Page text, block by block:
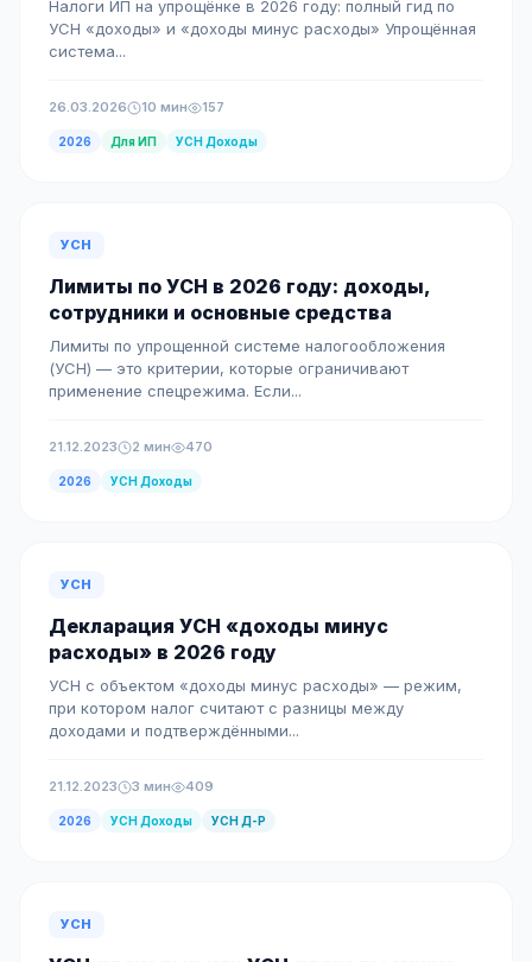
Налоги ИП на упрощёнке в 2026 году: полный гид по
УСН «доходы» и «доходы минус расходы» Упрощённая
система...
26.03.2026 10 мин 157
2026 Для ИП УСН Доходы
УСН
Лимиты по УСН в 2026 году: доходы,
сотрудники и основные средства
Лимиты по упрощенной системе налогообложения
(УСН) — это критерии, которые ограничивают
применение спецрежима. Если...
21.12.2023 2 мин 470
2026 УСН Доходы
УСН
Декларация УСН «доходы минус
расходы» в 2026 году
УСН с объектом «доходы минус расходы» — режим,
при котором налог считают с разницы между
доходами и подтверждёнными...
21.12.2023 3 мин 409
2026 УСН Доходы УСН Д-Р
УСН